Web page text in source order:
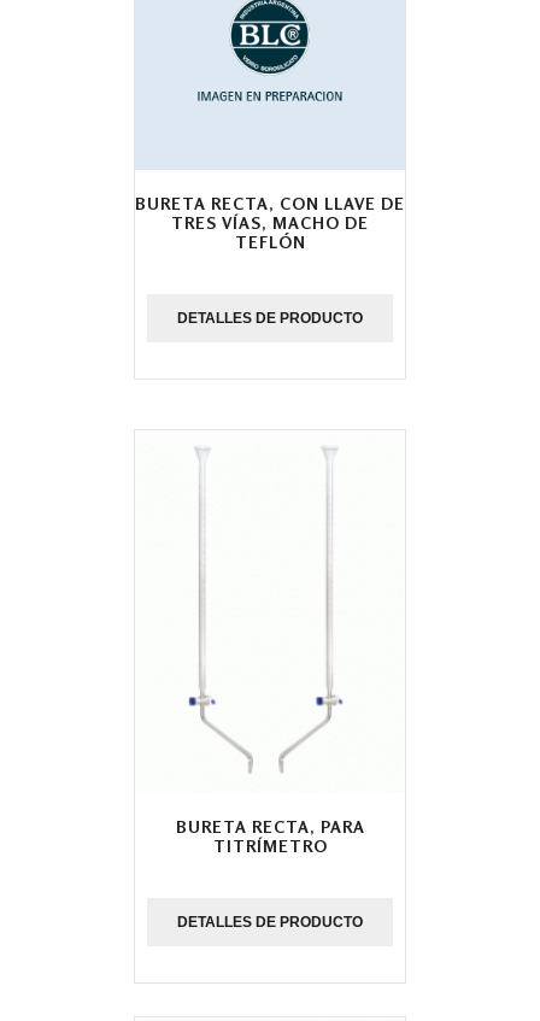
BURETA RECTA, CON LLAVE DE
TRES VÍAS, MACHO DE
TEFLÓN
DETALLES DE PRODUCTO
BURETA RECTA, PARA
TITRÍMETRO
DETALLES DE PRODUCTO